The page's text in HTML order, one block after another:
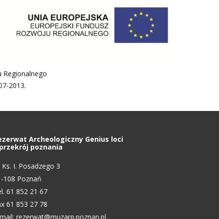
Regionalnego
2013.
Archeologiczny Genius loci
poznania
Ks. I. Posadzego 3
108 Poznań
61 852 21 67
61 853 27 78
rezerwat@muzarp.poznan.pl